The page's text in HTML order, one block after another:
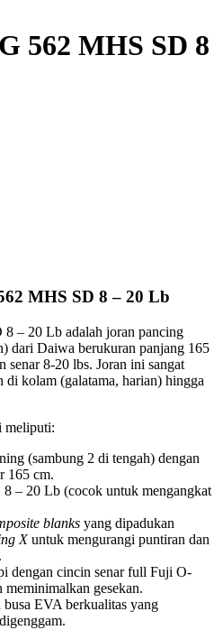
562 MHS SD 8
MHS SD 8 – 20 Lb
– 20 Lb adalah joran pancing
dari Daiwa berukuran panjang 165
senar 8-20 lbs. Joran ini sangat
kolam (galatama, harian) hingga
meliputi:
(sambung 2 di tengah) dengan
165 cm.
8 – 20 Lb (cocok untuk mengangkat
blanks yang dipadukan
Xuntuk mengurangi puntiran dan
dengan cincin senar full Fuji O-
gesekan.
EVA berkualitas yang